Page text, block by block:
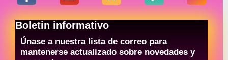
Boletin informativo
Únase a nuestra lista de correo para
mantenerse actualizado sobre novedades y